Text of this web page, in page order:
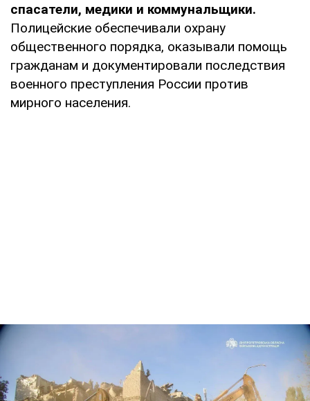
спасатели, медики и коммунальщики.
Полицейские обеспечивали охрану
общественного порядка, оказывали помощь
гражданам и документировали последствия
военного преступления России против
мирного населения.